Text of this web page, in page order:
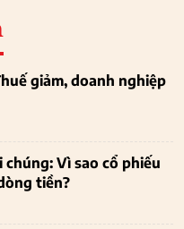
giảm, doanh nghiệp
chúng: Vì sao cổ phiếu
tiền?